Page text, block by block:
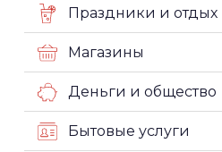
Праздники и отдых
Магазины
Деньги и общество
Бытовые услуги